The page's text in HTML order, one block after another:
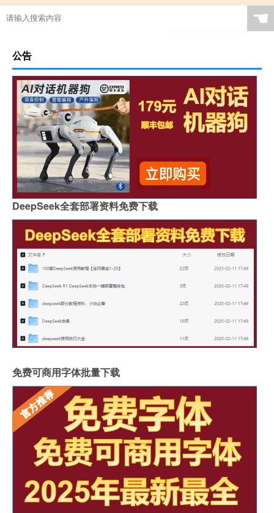
☚
公告
DeepSeek全套部署资料免费下载
免费可商用字体批量下载